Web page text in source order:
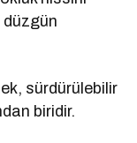
düzgün
sürdürülebilir
biridir.